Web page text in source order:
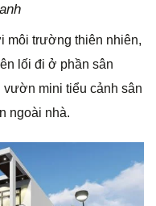
môi trường thiên nhiên,
lối đi ở phần sân
mini tiểu cảnh sân
ngoài nhà.